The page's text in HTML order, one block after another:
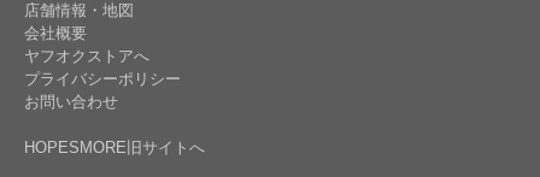
店舗情報・地図
会社概要
ヤフオクストアへ
プライバシーポリシー
お問い合わせ
HOPESMORE旧サイトへ